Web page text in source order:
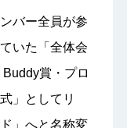
バー全員が参
いた「全体会
賞・プロ
」としてリ
」へと名称変